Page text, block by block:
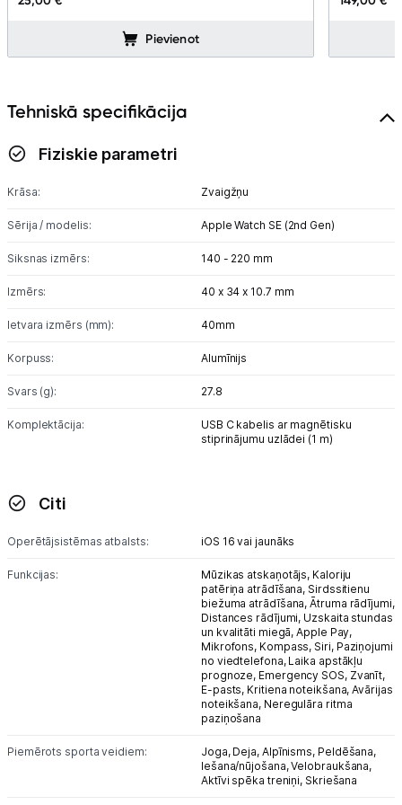
Vēlmju saraksts
Piegāde un apmaksa
Tet pakalpojumi
Pievienot
Tehniskā specifikācija
Fiziskie parametri
Krāsa: Zvaigžņu
Sērija / modelis: Apple Watch SE (2nd Gen)
Siksnas izmērs: 140 - 220 mm
Izmērs: 40 x 34 x 10.7 mm
Ietvara izmērs (mm): 40mm
Korpuss: Alumīnijs
Svars (g): 27.8
Komplektācija:
USB C kabelis ar magnētisku
stiprinājumu uzlādei (1 m)
Citi
Operētājsistēmas atbalsts: iOS 16 vai jaunāks
Funkcijas: Mūzikas atskaņotājs, Kaloriju
patēriņa atrādīšana, Sirdssitienu
biežuma atrādīšana,Ātruma rādījumi,
Distances rādījumi, Uzskaita stundas
un kvalitāti miegā,Apple Pay,
Mikrofons, Kompass, Siri, Paziņojumi
no viedtelefona, Laika apstākļu
prognoze, Emergency SOS, Zvanīt,
E-pasts, Kritiena noteikšana,Avārijas
noteikšana, Neregulāra ritma
paziņošana
Piemērots sporta veidiem: Joga, Deja, Alpīnisms, Peldēšana,
Iešana/nūjošana,Velobraukšana,
Aktīvi spēka treniņi, Skriešana